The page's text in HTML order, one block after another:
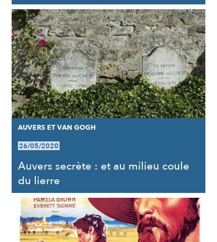
AUVERS ET VAN GOGH
26/05/2020
Auvers secrète : et au milieu coule
du lierre